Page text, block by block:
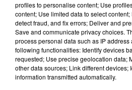
Lecture (2 min 22 sec)
100%
100% Radio les infos de
profiles to personalise content; Use
content; Use limited data to select
detect fraud, and fix errors; Deliver and
Save and communicate privacy choices.
process personal data such as IP
following functionalities: Identify devices
requested; Use precise geolocation data;
other data sources; Link different devices;
information transmitted automatically.